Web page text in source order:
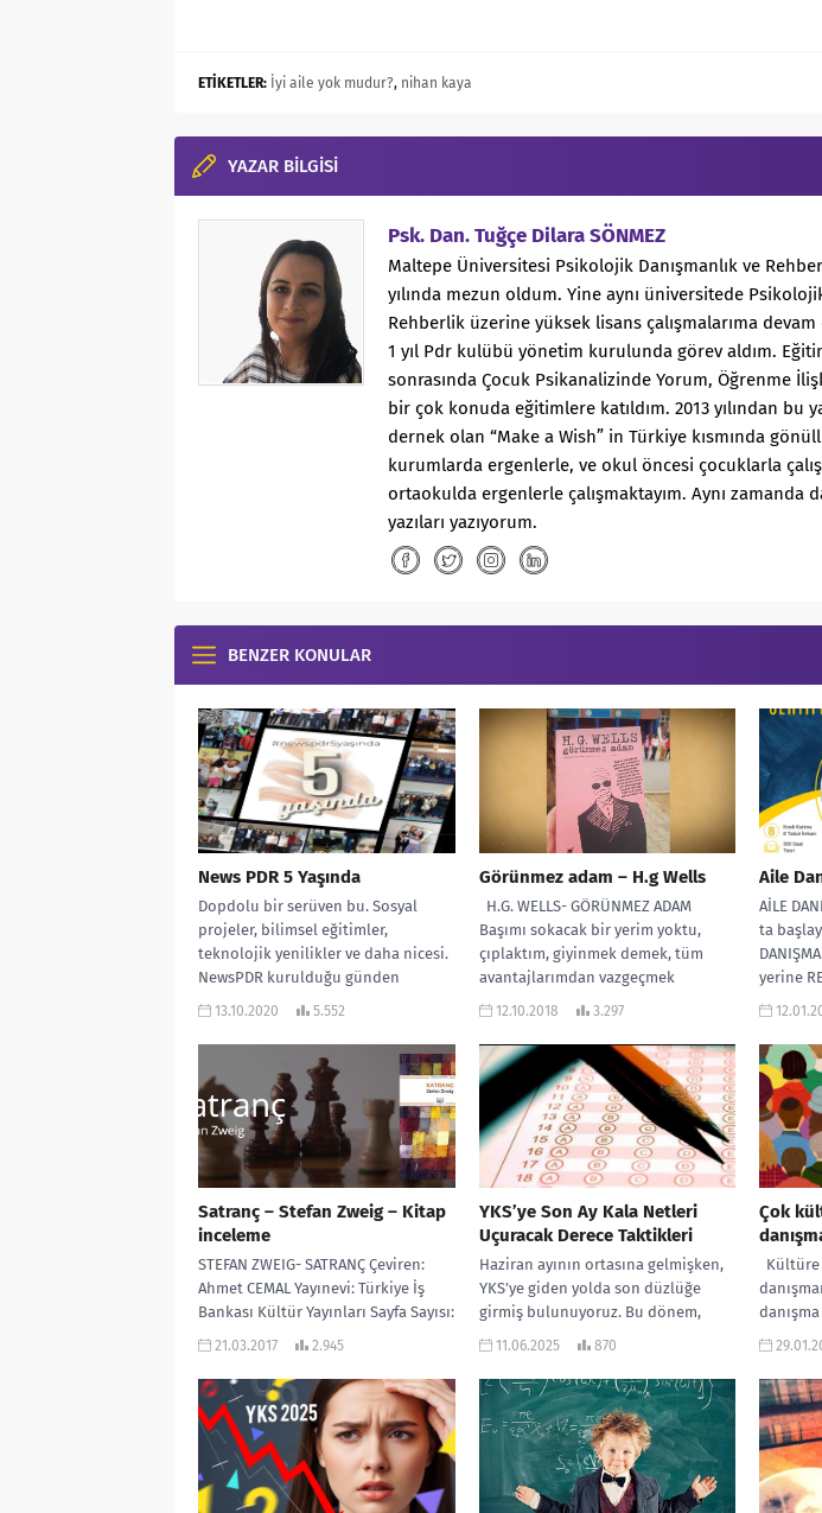
ETİKETLER: İyi aile yok mudur?, nihan kaya
YAZAR BİLGİSİ
Psk. Dan. Tuğçe Dilara SÖNMEZ
Maltepe Üniversitesi Psikolojik Danışmanlık ve
yılında mezun oldum. Yine aynı üniversitede
Rehberlik üzerine yüksek lisans çalışmalarıma
1 yıl Pdr kulübü yönetim kurulunda görev aldım.
sonrasında Çocuk Psikanalizinde Yorum, Öğrenme
bir çok konuda eğitimlere katıldım. 2013 yılından bu
dernek olan “Make a Wish” in Türkiye kısmında
kurumlarda ergenlerle, ve okul öncesi çocuklarla
ortaokulda ergenlerle çalışmaktayım. Aynı zamanda
yazıları yazıyorum.
BENZER KONULAR
News PDR 5 Yaşında
Dopdolu bir serüven bu. Sosyal
projeler, bilimsel eğitimler,
teknolojik yenilikler ve daha nicesi.
NewsPDR kurulduğu günden
bugüne onlarca üniversite
13.10.2020 5.552
Görünmez adam – H.g Wells
H.G. WELLS- GÖRÜNMEZ ADAM
Başımı sokacak bir yerim yoktu,
çıplaktım, giyinmek demek, tüm
avantajlarımdan vazgeçmek
demekti. Ağzıma tek lokma...
12.10.2018 3.297
Aile
AİLE
ta
yerine
özel %
Satranç – Stefan Zweig – Kitap
inceleme
STEFAN ZWEIG- SATRANÇ Çeviren:
Ahmet CEMAL Yayınevi: Türkiye İş
Bankası Kültür Yayınları Sayfa Sayısı:
83 “Satranç” , Stefan Zweig’in
21.03.2017 2.945
YKS’ye Son Ay Kala Netleri
Uçuracak Derece Taktikleri
Haziran ayının ortasına gelmişken,
YKS’ye giden yolda son düzlüğe
girmiş bulunuyoruz. Bu dönem,
birçok öğrenci için heyecanın,
11.06.2025 870
Çok